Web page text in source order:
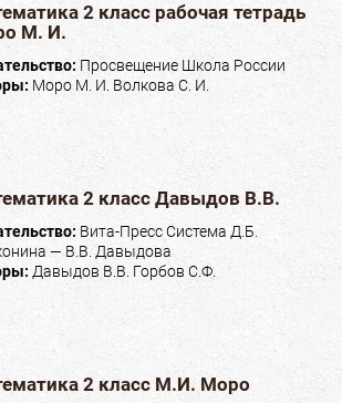
2 класс рабочая тетрадь
М. И.
Просвещение Школа России
Моро М. И. Волкова С. И.
2 класс Давыдов В.В.
Вита-Пресс Система Д.Б.
— В.В. Давыдова
Давыдов В.В. Горбов С.Ф.
2 класс М.И. Моро